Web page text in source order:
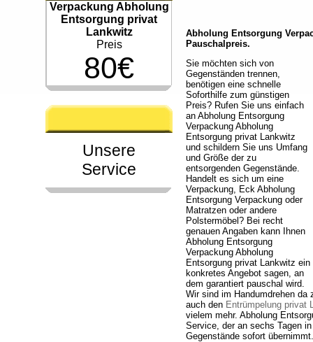
Verpackung Abholung
Entsorgung privat
Lankwitz
Preis
80€
Unsere
Service
Abholung Entsorgung
Pauschalpreis.
Sie möchten sich von
Gegenständen trennen,
benötigen eine schnelle
Soforthilfe zum günstigen
Preis? Rufen Sie uns einfach
an Abholung Entsorgung
Verpackung Abholung
Entsorgung privat Lankwitz
und schildern Sie uns Umfang
und Größe der zu
entsorgenden Gegenstände.
Handelt es sich um eine
Verpackung, Eck Abholung
Entsorgung Verpackung oder
Matratzen oder andere
Polstermöbel? Bei recht
genauen Angaben kann Ihnen
Abholung Entsorgung
Verpackung Abholung
Entsorgung privat Lankwitz ein
konkretes Angebot sagen, an
dem garantiert pauschal wird.
Wir sind im Handumdrehen da
auch den Entrümpelung privat
vielem mehr. Abholung
Service, der an sechs Tagen
Gegenstände sofort übernimmt.